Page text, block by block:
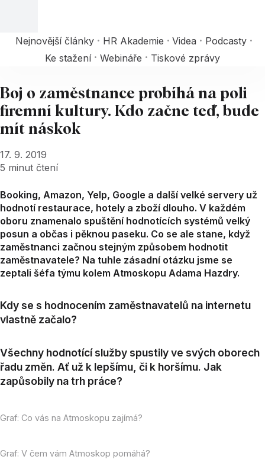
Nejnovější články HR Akademie Videa
Podcasty
Ke stažení
Webináře Tiskové zprávy
Boj o zaměstnance probíhá na poli
firemní kultury. Kdo začne teď, bude
mít náskok
17. 9. 2019
5 minut čtení
Booking, Amazon, Yelp, Google a další velké servery už
hodnotí restaurace, hotely a zboží dlouho. V každém
oboru znamenalo spuštění hodnotících systémů velký
posun a občas i pěknou paseku. Co se ale stane, když
zaměstnanci začnou stejným způsobem hodnotit
zaměstnavatele? Na tuhle zásadní otázku jsme se
zeptali šéfa týmu kolem Atmoskopu Adama Hazdry.
Kdy se s hodnocením zaměstnavatelů na internetu
vlastně začalo?
Všechny hodnotící služby spustily ve svých oborech
řadu změn. Ať už k lepšímu, či k horšímu. Jak
zapůsobily na trh práce?
Graf: Co vás na Atmoskopu zajímá?
Graf: V čem vám Atmoskop pomáhá?